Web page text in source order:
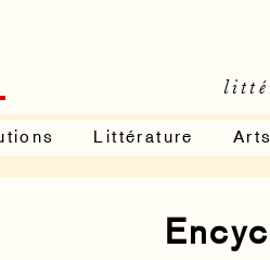
Littérature Arts